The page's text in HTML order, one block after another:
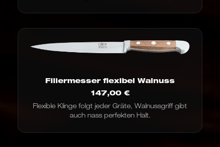
Filiermesser flexibel Walnuss
147,00 €
Flexible Klinge folgt jeder Gräte, Walnussgriff gibt
auch nass perfekten Halt.